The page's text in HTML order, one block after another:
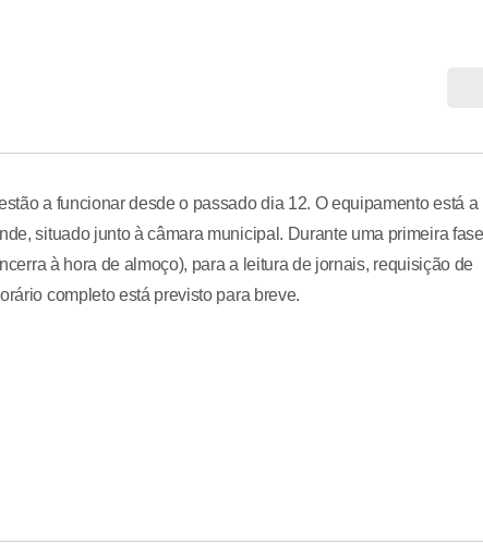
a funcionar desde o passado dia 12. O equipamento está a
situado junto à câmara municipal. Durante uma primeira
à hora de almoço), para a leitura de jornais, requisição de
completo está previsto para breve.